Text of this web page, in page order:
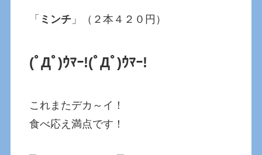
「 ミンチ 」（２本４２０円）
(ﾟДﾟ)ｳﾏｰ!(ﾟДﾟ)ｳﾏｰ!
これまたデカ～イ！
食べ応え満点です！